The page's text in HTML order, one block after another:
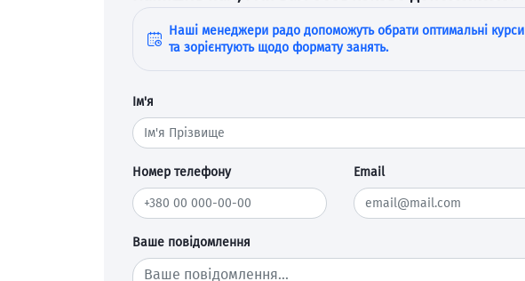
Наші менеджери радо допоможуть обрати оптимальні курси
та зорієнтують щодо формату занять.
Ім'я
Номер телефону Email
Ваше повідомлення